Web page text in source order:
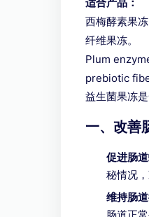
西梅酵素果
纤维果冻。
Plum
prebiotic
益生菌果冻
一、改善
促进肠
秘情况
维持肠